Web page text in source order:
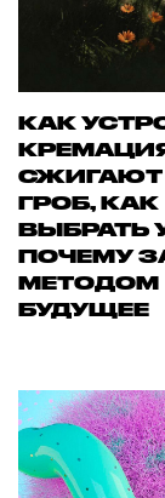
КАК
СЖИГАЮТ
ГРОБ, КАК
ВЫБРАТЬ
ПОЧЕМУ
МЕТОДОМ
БУДУЩЕЕ